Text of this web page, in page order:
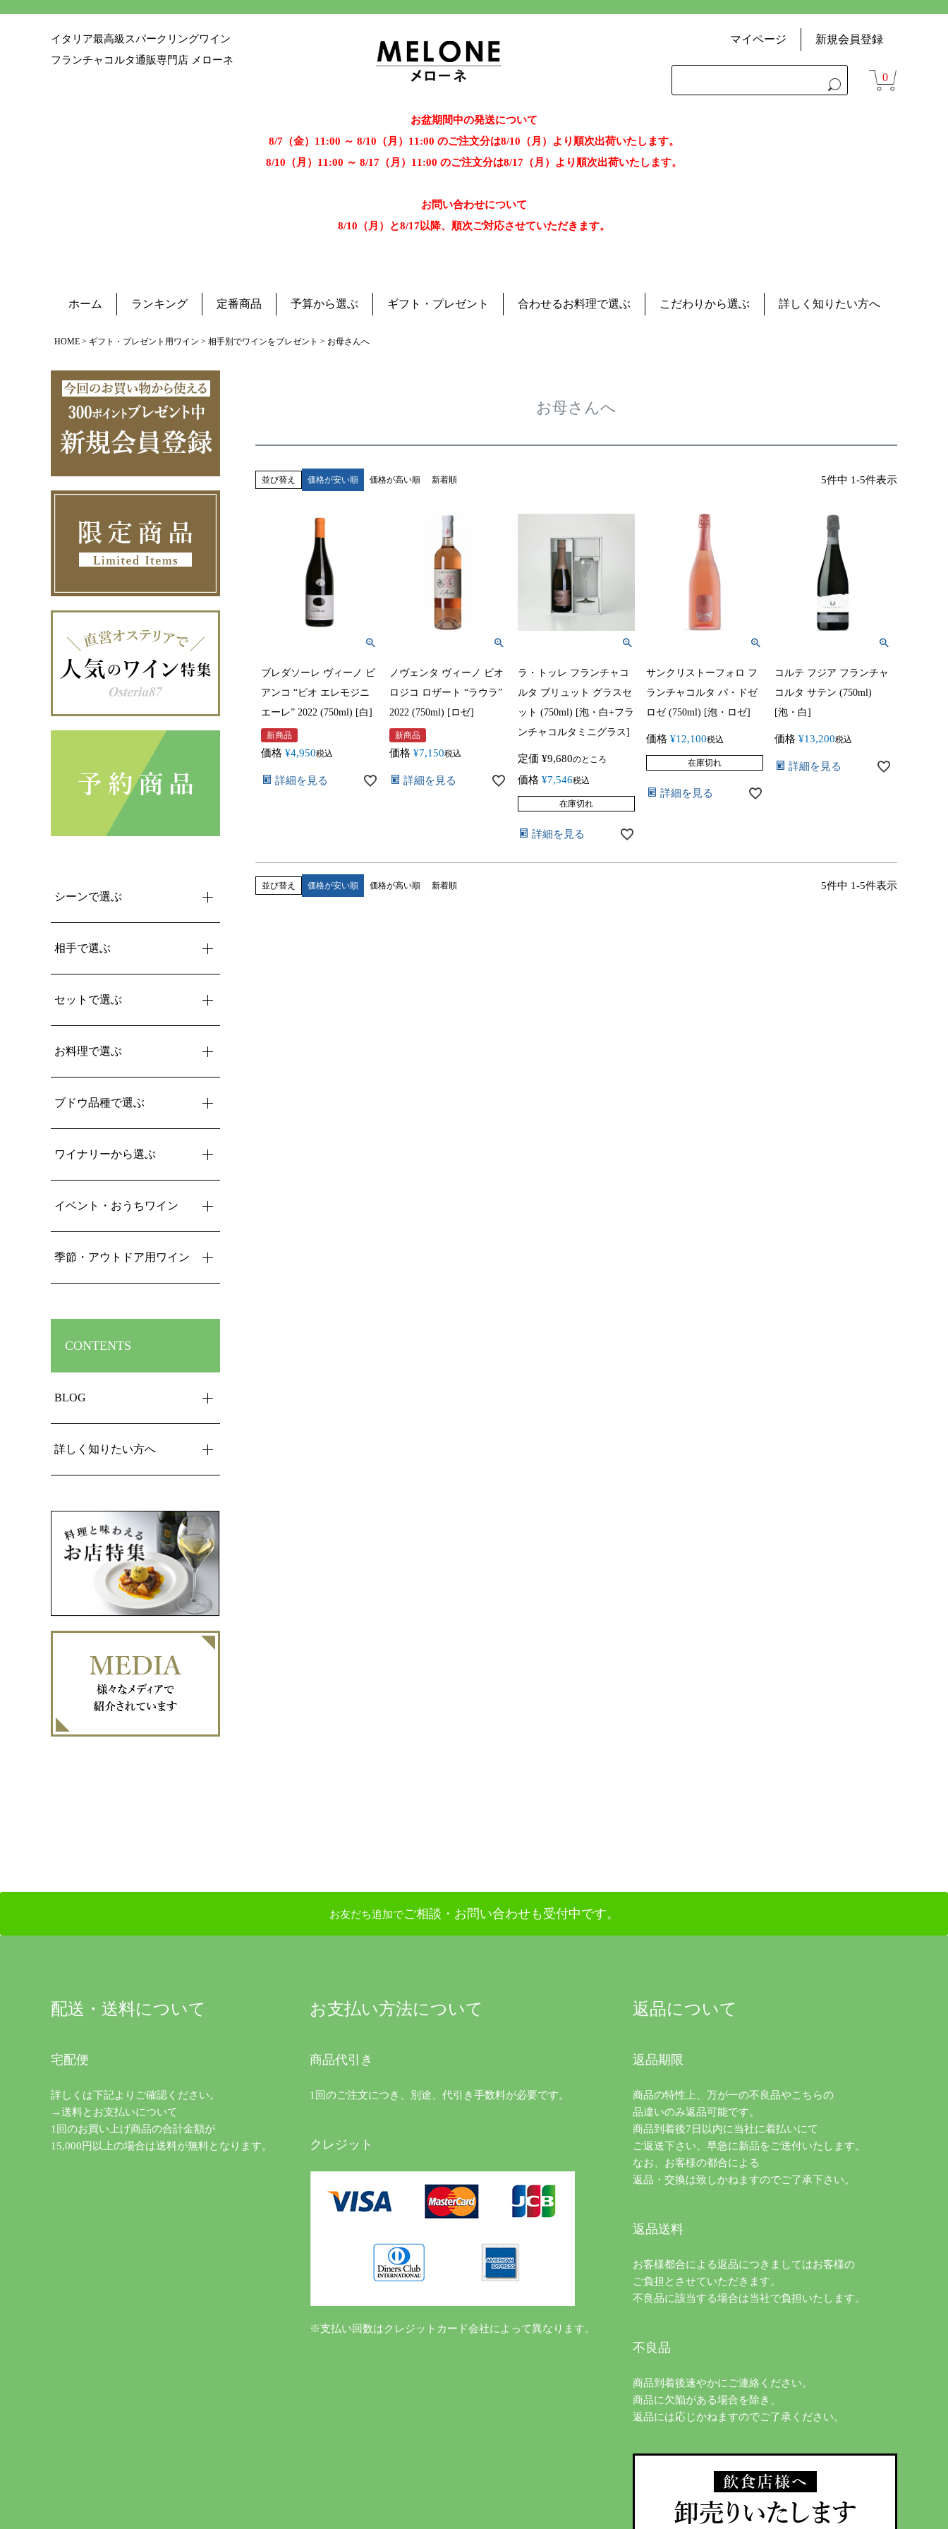
イタリア最高級スパークリングワイン
フランチャコルタ通販専門店 メローネ
マイページ 新規会員登録
0
お盆期間中の発送について
8/7（金）11:00 ～ 8/10（月）11:00 のご注文分は8/10（月）より順次出荷いたします。
8/10（月）11:00 ～ 8/17（月）11:00 のご注文分は8/17（月）より順次出荷いたします。
お問い合わせについて
8/10（月）と8/17以降、順次ご対応させていただきます。
ホーム ランキング 定番商品 予算から選ぶ ギフト・プレゼント 合わせるお料理で選ぶ こだわりから選ぶ 詳しく知りたい方へ
HOME ギフト・プレゼント用ワイン 相手別でワインをプレゼント お母さんへ
シーンで選ぶ
相手で選ぶ
セットで選ぶ
お料理で選ぶ
ブドウ品種で選ぶ
ワイナリーから選ぶ
イベント・おうちワイン
季節・アウトドア用ワイン
CONTENTS
BLOG
詳しく知りたい方へ
お母さんへ
並び替え 価格が安い順 価格が高い順 新着順 5件中 1-5件表示
ブレダソーレ ヴィーノ ビ
アンコ “ピオ エレモジニ
エーレ” 2022 (750ml) [白]
新商品
価格 ¥4,950税込
詳細を見る
ノヴェンタ ヴィーノ ビオ
ロジコ ロザート “ラウラ”
2022 (750ml) [ロゼ]
新商品
価格 ¥7,150税込
詳細を見る
ラ・トッレ フランチャコ
ルタ ブリュット グラスセ
ット (750ml) [泡・白+フラ
ンチャコルタミニグラス]
定価 ¥9,680のところ
価格 ¥7,546税込
在庫切れ
詳細を見る
サンクリストーフォロ フ
ランチャコルタ パ・ドゼ
ロゼ (750ml) [泡・ロゼ]
価格 ¥12,100税込
在庫切れ
詳細を見る
コルテ フジア フランチャ
コルタ サテン (750ml)
[泡・白]
価格 ¥13,200税込
詳細を見る
並び替え 価格が安い順 価格が高い順 新着順 5件中 1-5件表示
お友だち追加でご相談・お問い合わせも受付中です。
配送・送料について
宅配便
詳しくは下記よりご確認ください。
→送料とお支払いについて
1回のお買い上げ商品の合計金額が
15,000円以上の場合は送料が無料となります。
お支払い方法について
商品代引き
1回のご注文につき、別途、代引き手数料が必要です。
クレジット
※支払い回数はクレジットカード会社によって異なります。
返品について
返品期限
商品の特性上、万が一の不良品やこちらの
品違いのみ返品可能です。
商品到着後7日以内に当社に着払いにて
ご返送下さい。早急に新品をご送付いたします。
なお、お客様の都合による
返品・交換は致しかねますのでご了承下さい。
返品送料
お客様都合による返品につきましてはお客様の
ご負担とさせていただきます。
不良品に該当する場合は当社で負担いたします。
不良品
商品到着後速やかにご連絡ください。
商品に欠陥がある場合を除き、
返品には応じかねますのでご了承ください。